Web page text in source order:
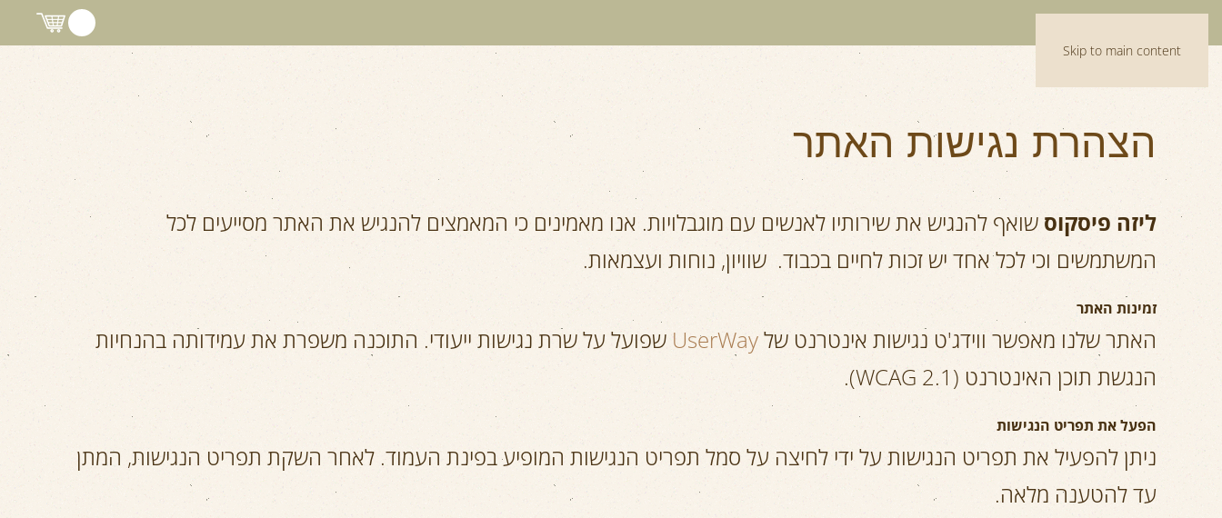
Skip to main content
הצהרת נגישות האתר
ליזה פיסקוס שואף להנגיש את שירותיו לאנשים עם מוגבלויות. אנו מאמינים כי המאמצים להנגיש את האתר מסייעים לכל
המשתמשים וכי לכל אחד יש זכות לחיים בכבוד. שוויון, נוחות ועצמאות.
זמינות האתר
האתר שלנו מאפשר ווידג'ט נגישות אינטרנט שלUserWay שפועל על שרת נגישות ייעודי. התוכנה משפרת את עמידותה בהנחיות
הנגשת תוכן האינטרנט (WCAG 2.1).
הפעלאת תפריט הנגישות
ניתן להפעיל את תפריט הנגישות על ידי לחיצה על סמל תפריט הנגישות המופיע בפינת העמוד. לאחר השקת תפריט הנגישות, המתן
עד להטענה מלאה.